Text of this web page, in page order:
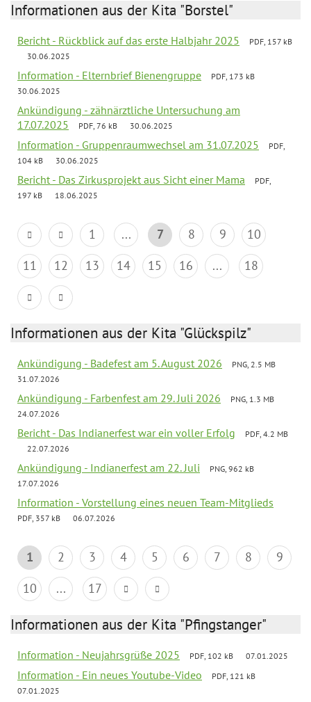
Informationen aus der Kita "Borstel"
Bericht - Rückblick auf das erste Halbjahr 2025
PDF, 157 kB
30.06.2025
Information - Elternbrief Bienengruppe
PDF, 173 kB
30.06.2025
Ankündigung - zähnärztliche Untersuchung am
17.07.2025
PDF, 76 kB 30.06.2025
Information - Gruppenraumwechsel am 31.07.2025
PDF,
104 kB
30.06.2025
Bericht - Das Zirkusprojekt aus Sicht einer Mama
PDF,
197 kB
18.06.2025
1 ... 7 8 9
10
11
12 13 14 15 16 ... 18
Informationen aus der Kita "Glückspilz"
Ankündigung - Badefest am 5. August 2026
PNG, 2.5 MB
31.07.2026
Ankündigung - Farbenfest am 29. Juli 2026
PNG, 1.3 MB
24.07.2026
Bericht - Das Indianerfest war ein voller Erfolg
PDF, 4.2 MB
22.07.2026
Ankündigung - Indianerfest am 22. Juli
PNG, 962 kB
17.07.2026
Information - Vorstellung eines neuen Team-Mitglieds
PDF, 357 kB 06.07.2026
1 2 3 4 5 6 7 8
9
10
... 17
Informationen aus der Kita "Pfingstanger"
Information - Neujahrsgrüße 2025 PDF, 102 kB 07.01.2025
Information - Ein neues Youtube-Video
PDF, 121 kB
07.01.2025